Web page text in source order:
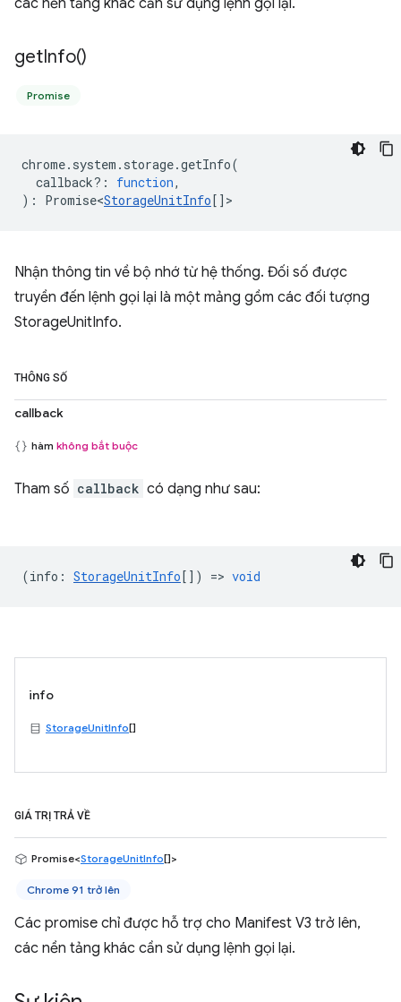
các nền tảng khác cần sử dụng lệnh gọi lại.
getInfo()
Promise
chrome. system . storage.getInfo(
callback? : function,
) : Promise<StorageUnitInfo[] >
Nhận thông tin về bộ nhớ từ hệ thống. Đối số được
truyền đến lệnh gọi lại là một mảng gồm các đối tượng
StorageUnitInfo.
THÔNG SỐ
callback
hàm không bắt buộc
Tham số callback có dạng như sau:
(info : StorageUnitInfo[]) => void
info
StorageUnitInfo[]
GIÁ TRỊ TRẢ VỀ
Promise<StorageUnitInfo[]>
Chrome 91 trở lên
Các promise chỉ được hỗ trợ cho Manifest V3 trở lên,
các nền tảng khác cần sử dụng lệnh gọi lại.